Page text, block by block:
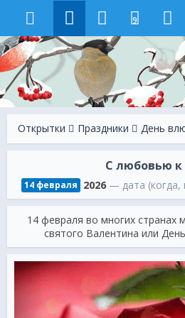
9
Открытки Праздники День
С любовью к
14 февраля 2026— дата (когда,
14 февраля во многих странах
святого Валентина или